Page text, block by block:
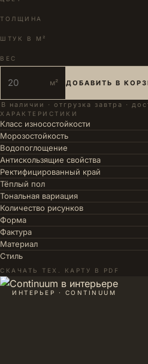
ТОЛЩИНА
ШТУК В М²
ВЕС
м² ДОБАВИТЬ В
В наличии · отгрузка завтра ·
ХАРАКТЕРИСТИКИ
Класс износостойкости
Морозостойкость
Водопоглощение
Антискользящие свойства
Ректифицированный край
Тёплый пол
Тональная вариация
Количество рисунков
Форма
Фактура
Материал
Стиль
СКАЧАТЬ ТЕХ. КАРТУ В PDF
ИНТЕРЬЕР · CONTINUUM